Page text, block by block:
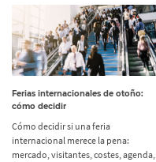
Ferias internacionales de otoño:
cómo decidir
Cómo decidir si una feria
internacional merece la pena:
mercado, visitantes, costes, agenda,